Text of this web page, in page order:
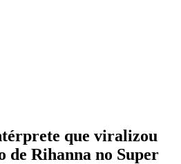
que viralizou
de Rihanna no Super